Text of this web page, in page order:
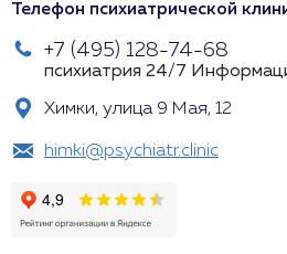
Телефон психиатрической
+7 (495) 128-74-68
психиатрия 24/7
Химки, улица 9 Мая, 12
himki@psychiatr.clinic